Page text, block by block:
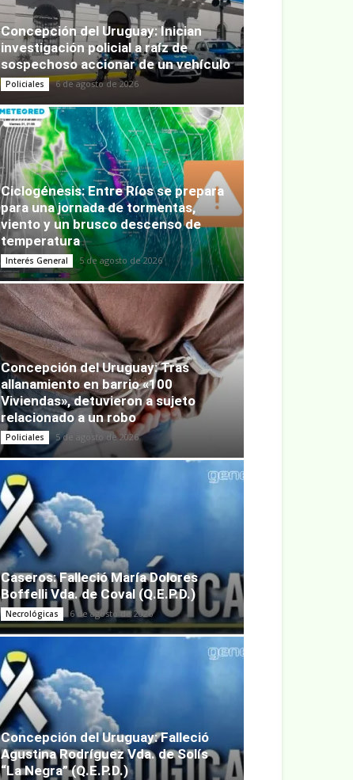
Concepción del Uruguay: Inician
investigación policial a raíz de
sospechoso accionar de un vehículo
Policiales 6 de agosto de 2026
Ciclogénesis: Entre Ríos se prepara
para una jornada de tormentas,
viento y un brusco descenso de
temperatura
Interés General 5 de agosto de 2026
Concepción del Uruguay: Tras
allanamiento en barrio «100
Viviendas», detuvieron a sujeto
relacionado a un robo
Policiales 5 de agosto de 2026
Caseros: Falleció María Dolores
Boffelli Vda. de Coval (Q.E.P.D.)
Necrológicas 6 de agosto de 2026
Concepción del Uruguay: Falleció
Agustina Rodríguez Vda. de Solís
“La Negra” (Q.E.P.D.)